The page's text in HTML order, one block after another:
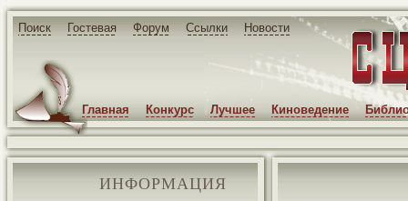
Поиск Гостевая Форум Ссылки Новости
Главная Конкурс Лучшее Киноведение
ИНФОРМАЦИЯ